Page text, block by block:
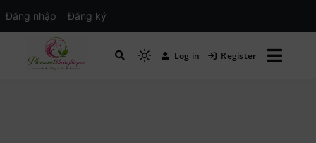
Mạng xã hội Kinh tế – Giáo dục – Hướng
Log in Register
Đăng nhập Đăng ký